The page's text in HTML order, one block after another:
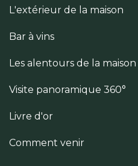
L'extérieur de la maison
Bar à vins
Les alentours de la maison
Visite panoramique 360°
Livre d'or
Comment venir